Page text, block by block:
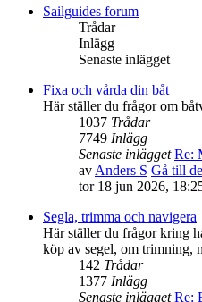
Sailguides forum
Trådar
Inlägg
Senaste inlägget
Fixa och vårda din båt
Här ställer du frågor om
1037 Trådar
7749 Inlägg
Senaste inlägget Re:
avAnders S Gå till
tor 18 jun 2026,
Segla, trimma och navigera
Här ställer du frågor kring
köp av segel, om trimning,
142 Trådar
1377 Inlägg
Senaste inlägget Re: